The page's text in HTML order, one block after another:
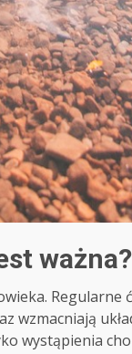
ważna?
Regularne
wzmacniają
wystąpienia